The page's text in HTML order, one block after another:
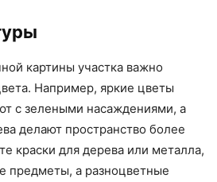
картины участка важно
Например, яркие цветы
с зелеными насаждениями, а
делают пространство более
краски для дерева или металла,
предметы, а разноцветные